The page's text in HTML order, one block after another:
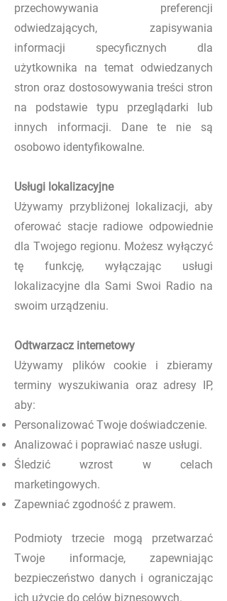
przechowywania preferencji
odwiedzających, zapisywania
informacji specyficznych dla
użytkownika na temat odwiedzanych
stron oraz dostosowywania treści stron
na podstawie typu przeglądarki lub
innych informacji. Dane te nie są
osobowo identyfikowalne.
Usługi lokalizacyjne
Używamy przybliżonej lokalizacji, aby
oferować stacje radiowe odpowiednie
dla Twojego regionu. Możesz wyłączyć
tę funkcję, wyłączając usługi
lokalizacyjne dla Sami Swoi Radio na
swoim urządzeniu.
Odtwarzacz internetowy
Używamy plików cookie i zbieramy
terminy wyszukiwania oraz adresy IP,
aby:
Personalizować Twoje doświadczenie.
Analizować i poprawiać nasze usługi.
Śledzić wzrost w celach
marketingowych.
Zapewniać zgodność z prawem.
Podmioty trzecie mogą przetwarzać
Twoje informacje, zapewniając
bezpieczeństwo danych i ograniczając
ich użycie do celów biznesowych.